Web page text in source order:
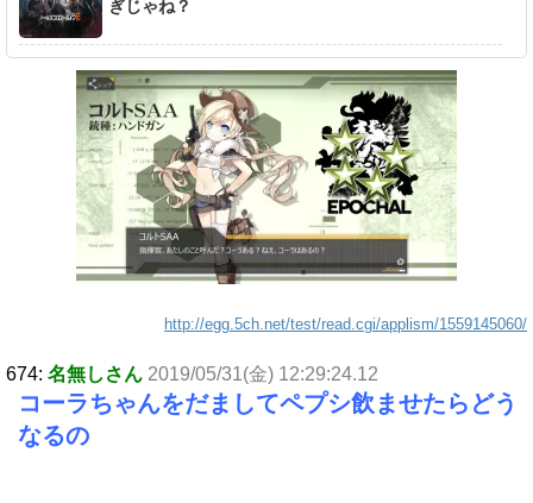
ぎじゃね？
http://egg.5ch.net/test/read.cgi/applism/1559145060/
674: 名無しさん 2019/05/31(金) 12:29:24.12
コーラちゃんをだましてペプシ飲ませたらどう
なるの